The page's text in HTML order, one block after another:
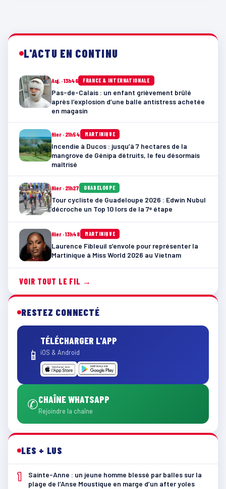
L'ACTU EN CONTINU
Auj. · 13h46 FRANCE & INTERNATIONALE
Pas-de-Calais : un enfant grièvement brûlé
après l’explosion d’une balle antistress achetée
en magasin
Hier · 21h54 MARTINIQUE
Incendie à Ducos : jusqu’à 7 hectares de la
mangrove de Génipa détruits, le feu désormais
maîtrisé
Hier · 21h27 GUADELOUPE
Tour cycliste de Guadeloupe 2026 : Edwin Nubul
décroche un Top 10 lors de la 7ᵉ étape
Hier · 13h48 MARTINIQUE
Laurence Fibleuil s’envole pour représenter la
Martinique à Miss World 2026 au Vietnam
VOIR TOUT LE FIL →
RESTEZ CONNECTÉ
📱
TÉLÉCHARGER L'APP
iOS & Android
✆CHAÎNE WHATSAPP
Rejoindre la chaîne
LES + LUS
1
Sainte-Anne : un jeune homme blessé par balles sur la
plage de l’Anse Moustique en marge d’un after yoles